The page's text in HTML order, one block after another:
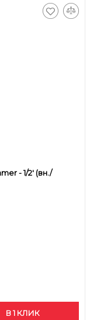
- 1/2' (вн./
В 1 КЛИК